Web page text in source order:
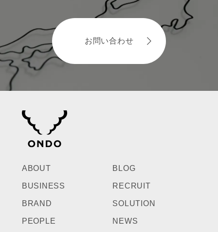
お問い合わせ
ABOUT
BUSINESS
BRAND
PEOPLE
BLOG
RECRUIT
SOLUTION
NEWS